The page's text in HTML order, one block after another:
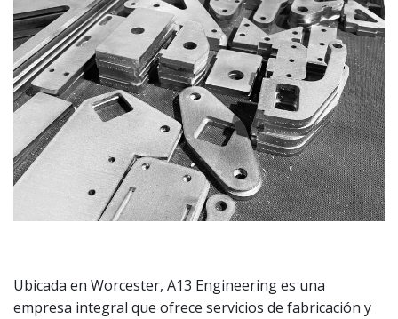
Ubicada en Worcester, A13 Engineering es una
empresa integral que ofrece servicios de fabricación y